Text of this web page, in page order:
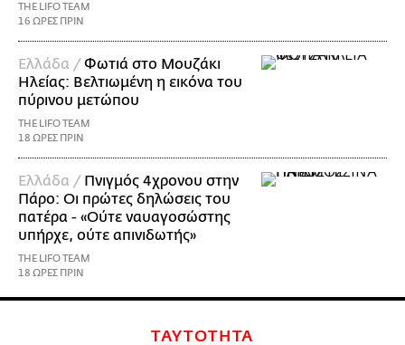
THE LIFO TEAM
16 ΩΡΕΣ ΠΡΙΝ
Ελλάδα / Φωτιά στο Μουζάκι
Ηλείας: Βελτιωμένη η εικόνα του
πύρινου μετώπου
THE LIFO TEAM
18 ΩΡΕΣ ΠΡΙΝ
Ελλάδα / Πνιγμός 4χρονου στην
Πάρο: Οι πρώτες δηλώσεις του
πατέρα - «Ούτε ναυαγοσώστης
υπήρχε, ούτε απινιδωτής»
THE LIFO TEAM
18 ΩΡΕΣ ΠΡΙΝ
ΤΑΥΤΟΤΗΤΑ